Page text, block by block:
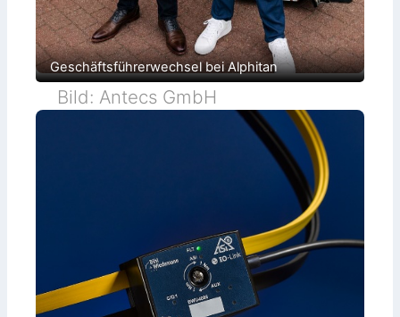
Geschäftsführerwechsel bei Alphitan
Bild: Antecs GmbH